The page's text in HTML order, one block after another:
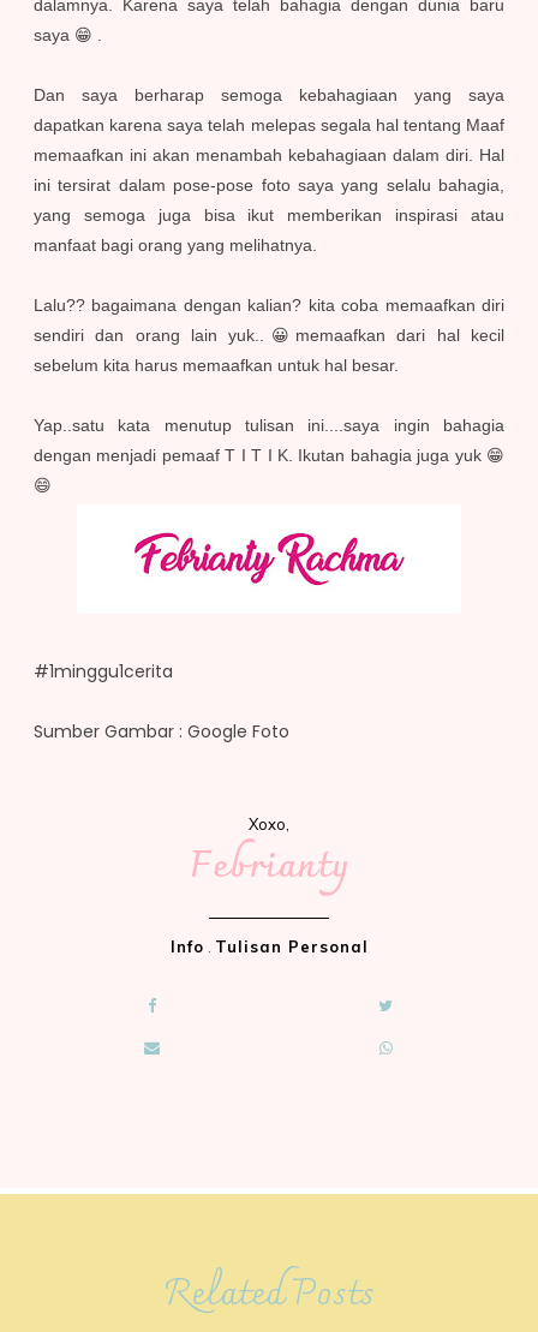
dalamnya. Karena saya telah bahagia dengan dunia baru
saya 😁 .
Dan saya berharap semoga kebahagiaan yang saya
dapatkan karena saya telah melepas segala hal tentang Maaf
memaafkan ini akan menambah kebahagiaan dalam diri. Hal
ini tersirat dalam pose-pose foto saya yang selalu bahagia,
yang semoga juga bisa ikut memberikan inspirasi atau
manfaat bagi orang yang melihatnya.
Lalu?? bagaimana dengan kalian? kita coba memaafkan diri
sendiri dan orang lain yuk..😀memaafkan dari hal kecil
sebelum kita harus memaafkan untuk hal besar.
Yap..satu kata menutup tulisan ini....saya ingin bahagia
dengan menjadi pemaaf T I T I K. Ikutan bahagia juga yuk 😁
😄
#1minggu1cerita
Sumber Gambar : Google Foto
Xoxo,
Febrianty
Info Tulisan Personal
Related Posts